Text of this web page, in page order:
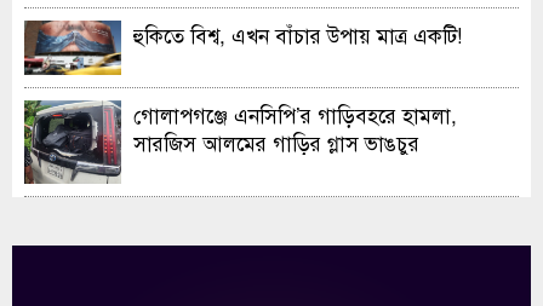
হুকিতে বিশ্ব, এখন বাঁচার উপায় মাত্র একটি!
গোলাপগঞ্জে এনসিপি’র গাড়িবহরে হামলা,
সারজিস আলমের গাড়ির গ্লাস ভাঙচুর